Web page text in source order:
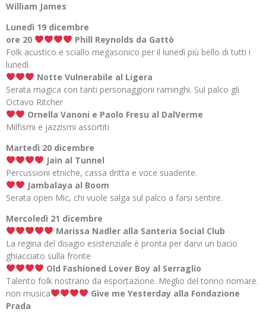
William James
Lunedì 19 dicembre
ore 20
Phill Reynolds da Gattò
Folk acustico e sciallo megasonico per il lunedì più bello di tutti i
lunedì.
Notte Vulnerabile al Ligera
Serata magica con tanti personaggioni raminghi. Sul palco gli
Octavo Ritcher
Ornella Vanoni e Paolo Fresu al DalVerme
Milfismi e jazzismi assortiti
Martedì 20 dicembre
Jain al Tunnel
Percussioni etniche, cassa dritta e voce suadente.
Jambalaya al Boom
Serata open Mic, chi vuole salga sul palco a farsi sentire.
Mercoledì 21 dicembre
Marissa Nadler alla Santeria Social Club
La regina del disagio esistenziale è pronta per darvi un bacio
ghiacciato sulla fronte
Old Fashioned Lover Boy al Serraglio
Talento folk nostrano da esportazione. Meglio del tonno riomare.
non musica
Give me Yesterday alla Fondazione
Prada